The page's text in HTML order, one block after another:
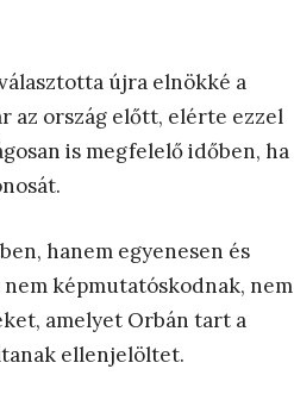
újra elnökké a
az ország előtt, elérte ezzel
is megfelelő időben, ha
hanem egyenesen és
képmutatóskodnak, nem
amelyet Orbán tart a
ellenjelöltet.